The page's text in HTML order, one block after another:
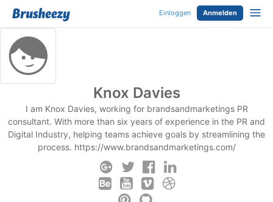
Einloggen Anmelden
Knox Davies
I am Knox Davies, working for brandsandmarketings PR
consultant. With more than six years of experience in the PR and
Digital Industry, helping teams achieve goals by streamlining the
process. https://www.brandsandmarketings.com/